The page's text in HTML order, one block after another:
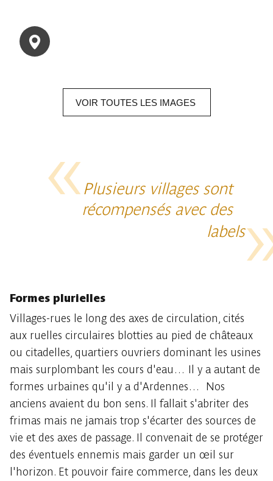
VOIR TOUTES LES IMAGES
Plusieurs villages sont
récompensés avec des
labels
Formes plurielles
Villages-rues le long des axes de circulation, cités
aux ruelles circulaires blotties au pied de châteaux
ou citadelles, quartiers ouvriers dominant les usines
mais surplombant les cours d'eau… Il y a autant de
formes urbaines qu'il y a d'Ardennes… Nos
anciens avaient du bon sens. Il fallait s'abriter des
frimas mais ne jamais trop s'écarter des sources de
vie et des axes de passage. Il convenait de se protéger
des éventuels ennemis mais garder un œil sur
l'horizon. Et pouvoir faire commerce, dans les deux